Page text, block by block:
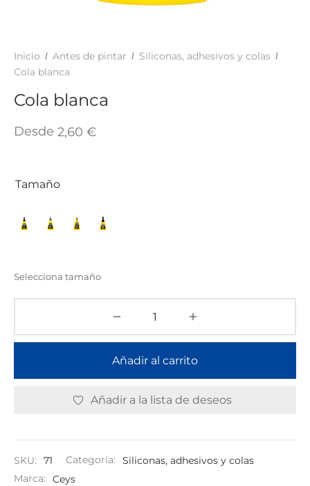
Inicio / Antes de pintar / Siliconas, adhesivos y colas /
Cola blanca
Cola blanca
Desde 2,60 €
Tamaño
Selecciona tamaño
Añadir al carrito
Añadir a la lista de deseos
SKU: 71 Categoría:
Siliconas, adhesivos y colas
Marca:
Ceys
TINTES Y MANUALIDADES